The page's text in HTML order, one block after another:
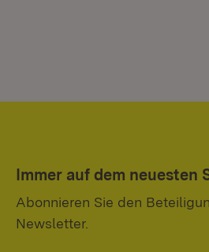
Immer auf dem neuesten
Abonnieren Sie den
Newsletter.